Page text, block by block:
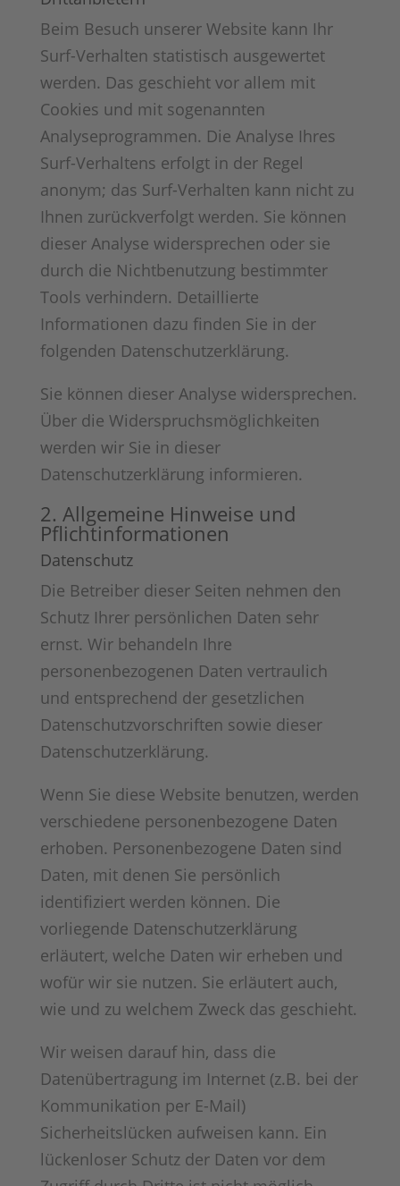
Beim Besuch unserer Website kann Ihr
Surf-Verhalten statistisch ausgewertet
werden. Das geschieht vor allem mit
Cookies und mit sogenannten
Analyseprogrammen. Die Analyse Ihres
Surf-Verhaltens erfolgt in der Regel
anonym; das Surf-Verhalten kann nicht zu
Ihnen zurückverfolgt werden. Sie können
dieser Analyse widersprechen oder sie
durch die Nichtbenutzung bestimmter
Tools verhindern. Detaillierte
Informationen dazu finden Sie in der
folgenden Datenschutzerklärung.
Sie können dieser Analyse widersprechen.
Über die Widerspruchsmöglichkeiten
werden wir Sie in dieser
Datenschutzerklärung informieren.
2. Allgemeine Hinweise und
Pflichtinformationen
Datenschutz
Die Betreiber dieser Seiten nehmen den
Schutz Ihrer persönlichen Daten sehr
ernst. Wir behandeln Ihre
personenbezogenen Daten vertraulich
und entsprechend der gesetzlichen
Datenschutzvorschriften sowie dieser
Datenschutzerklärung.
Wenn Sie diese Website benutzen, werden
verschiedene personenbezogene Daten
erhoben. Personenbezogene Daten sind
Daten, mit denen Sie persönlich
identifiziert werden können. Die
vorliegende Datenschutzerklärung
erläutert, welche Daten wir erheben und
wofür wir sie nutzen. Sie erläutert auch,
wie und zu welchem Zweck das geschieht.
Wir weisen darauf hin, dass die
Datenübertragung im Internet (z.B. bei der
Kommunikation per E-Mail)
Sicherheitslücken aufweisen kann. Ein
lückenloser Schutz der Daten vor dem